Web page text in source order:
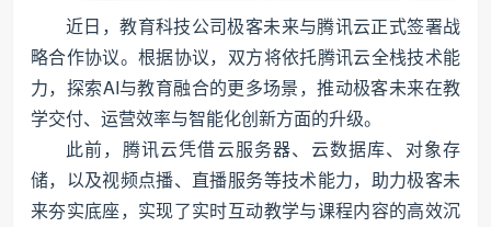
近日，教育科技公司极客未来与腾讯云正式签署战
略合作协议。根据协议，双方将依托腾讯云全栈技术能
力，探索AI与教育融合的更多场景，推动极客未来在教
学交付、运营效率与智能化创新方面的升级。
此前，腾讯云凭借云服务器、云数据库、对象存
储，以及视频点播、直播服务等技术能力，助力极客未
来夯实底座，实现了实时互动教学与课程内容的高效沉